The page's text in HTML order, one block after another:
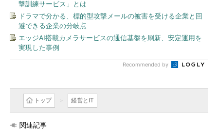
撃訓練サービス」とは
ドラマで分かる、標的型攻撃メールの被害を受ける企業と回
避できる企業の分岐点
エッジAI搭載カメラサービスの通信基盤を刷新、安定運用を
実現した事例
Recommended by
トップ 経営とIT
関連記事